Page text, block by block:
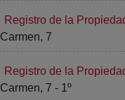
Registro de la
Carmen, 7
Registro de la
Carmen, 7 - 1º